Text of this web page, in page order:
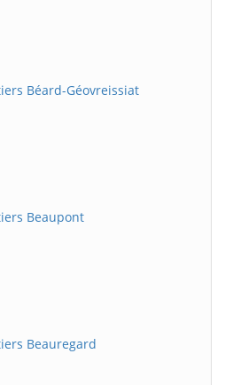
Béard-Géovreissiat
Beaupont
Beauregard